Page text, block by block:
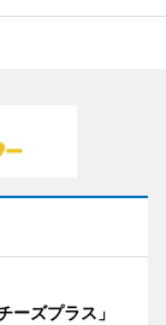
ーズプラス」